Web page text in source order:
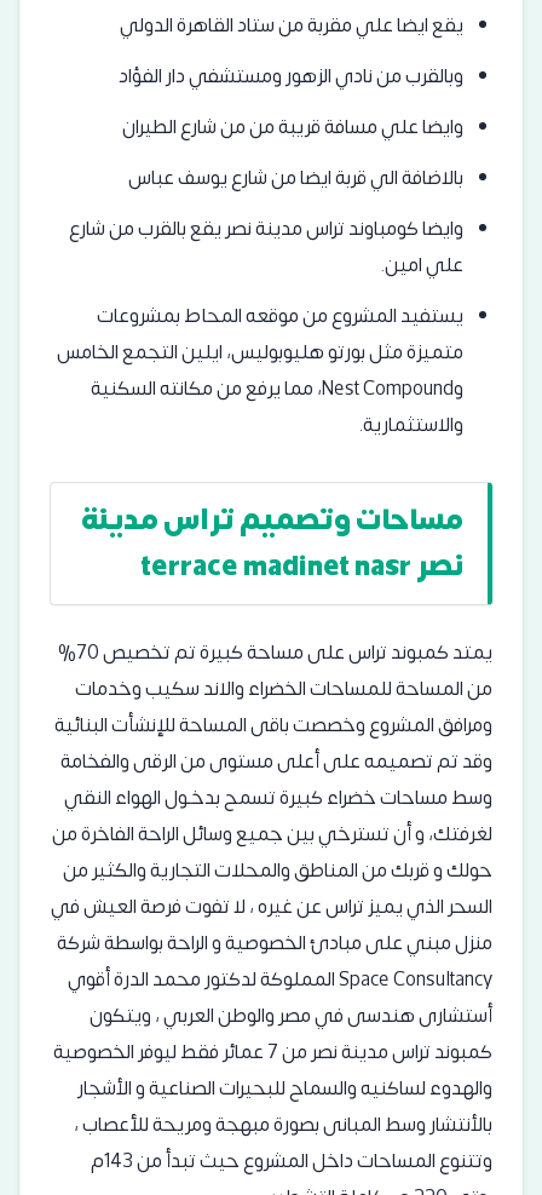
يقع ايضا علي مقربة من ستاد القاهرة الدولي
وبالقرب من نادي الزهور ومستشفي دار الفؤاد
وايضا علي مسافة قريبة من من شارع الطيران
بالاضافة الي قربة ايضا من شارع يوسف عباس
وايضا كومباوند تراس مدينة نصر يقع بالقرب من شارع
علي امين.
يستفيد المشروع من موقعه المحاط بمشروعات
متميزة مثلبورتو هليوبوليس،ايلين التجمع الخامس
وNest Compound، مما يرفع من مكانته السكنية
والاستثمارية.
مساحات وتصميم تراس مدينة
نصر terrace madinet nasr
يمتد كمبوند تراس على مساحة كبيرة تم تخصيص 70%
من المساحة للمساحات الخضراء والاند سكيب وخدمات
ومرافق المشروع وخصصت باقى المساحة للإنشأت البنائية
وقد تم تصميمه على أعلى مستوى من الرقى والفخامة
وسط مساحات خضراء كبيرة تسمح بدخـول الهواء النقي
لغرفتك، و أن تسترخي بين جميع وسائل الراحة الفاخرة من
حولك و قربك من المناطق والمحلات التجارية والكثير من
السحر الذي يميز تراس عن غيره ، لا تفوت فرصة العيش في
منزل مبني على مبادئ الخصوصية و الراحة بواسطة شركة
Space Consultancy المملوكة لدكتور محمد الدرة أقوي
أستشارى هندسى في مصر والوطن العربي ، ويتكون
كمبوند تراس مدينة نصر من 7 عمائر فقط ليوفر الخصوصية
والهدوء لساكنيه والسماح للبحيرات الصناعية و الأشجار
بالأنتشار وسط المبانى بصورة مبهجة ومريحة للأعصاب ،
وتتنوع المساحات داخل المشروع حيث تبدأ من 143م